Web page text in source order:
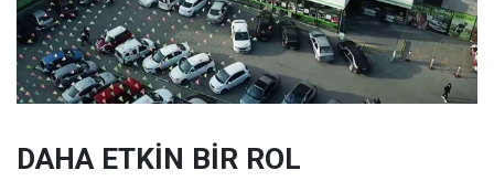
DAHA ETKİN BİR ROL